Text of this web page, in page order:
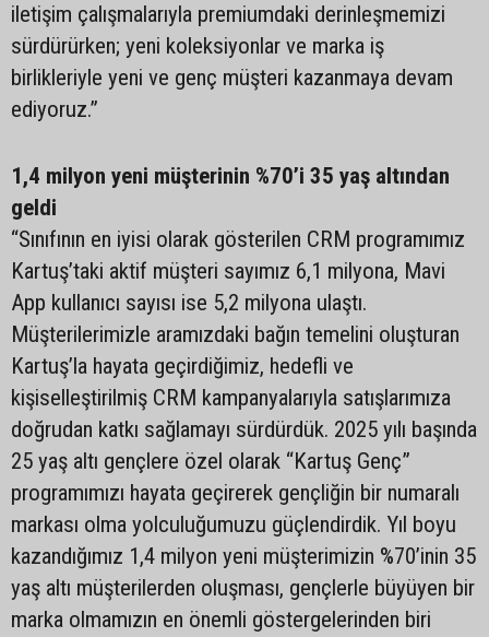
iletişim çalışmalarıyla premiumdaki derinleşmemizi
sürdürürken; yeni koleksiyonlar ve marka iş
birlikleriyle yeni ve genç müşteri kazanmaya devam
ediyoruz.”
1,4 milyon yeni müşterinin %70’i 35 yaş altından
geldi
“Sınıfının en iyisi olarak gösterilen CRM programımız
Kartuş’taki aktif müşteri sayımız 6,1 milyona, Mavi
App kullanıcı sayısı ise 5,2 milyona ulaştı.
Müşterilerimizle aramızdaki bağın temelini oluşturan
Kartuş’la hayata geçirdiğimiz, hedefli ve
kişiselleştirilmiş CRM kampanyalarıyla satışlarımıza
doğrudan katkı sağlamayı sürdürdük. 2025 yılı başında
25 yaş altı gençlere özel olarak “Kartuş Genç”
programımızı hayata geçirerek gençliğin bir numaralı
markası olma yolculuğumuzu güçlendirdik. Yıl boyu
kazandığımız 1,4 milyon yeni müşterimizin %70’inin 35
yaş altı müşterilerden oluşması, gençlerle büyüyen bir
marka olmamızın en önemli göstergelerinden biri